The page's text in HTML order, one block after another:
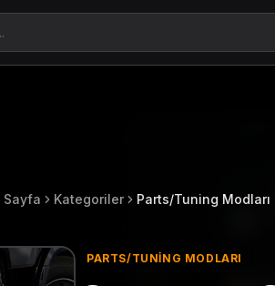
Sayfa Kategoriler Parts/Tuning Modları
PARTS/TUNING MODLARI